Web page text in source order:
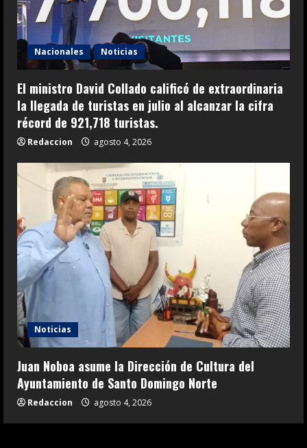
Nacionales Noticias
El ministro David Collado calificó de extraordinaria
la llegada de turistas en julio al alcanzar la cifra
récord de 921,718 turistas.
Redaccion agosto 4, 2026
Noticias
Juan Noboa asume la Dirección de Cultura del
Ayuntamiento de Santo Domingo Norte
Redaccion agosto 4, 2026